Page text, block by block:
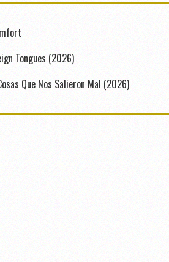
Tongues (2026)
Que Nos Salieron Mal (2026)